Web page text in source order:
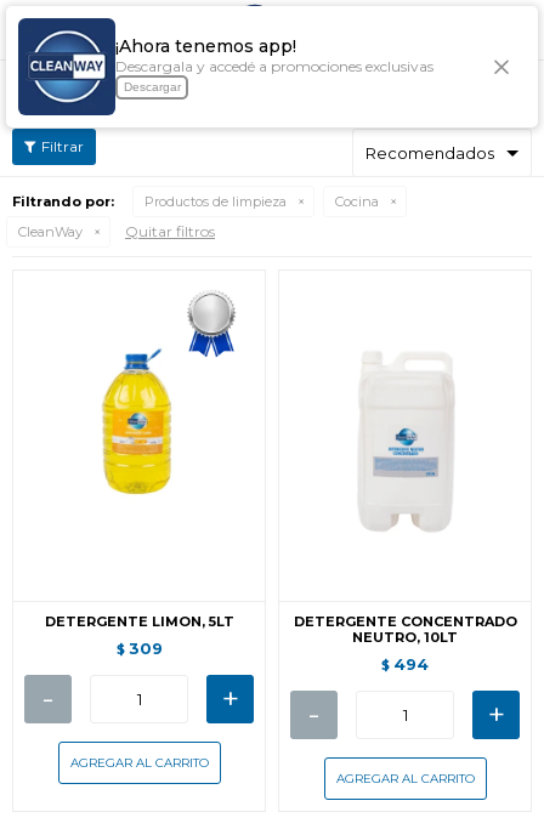
¡Ahora tenemos app!
Descargala y accedé a promociones exclusivas
Descargar

COCINA CLEANWAY
Filtrando por: Productos de limpieza
Cocina
CleanWay
Quitar filtros
DETERGENTE LIMON, 5LT
$ 309
- +
DETERGENTE CONCENTRADO
NEUTRO, 10LT
$ 494
- +